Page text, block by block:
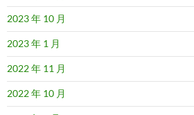
2023 年 10 月
2023 年 1 月
2022 年 11 月
2022 年 10 月